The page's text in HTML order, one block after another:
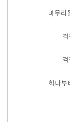
마무리
하나부